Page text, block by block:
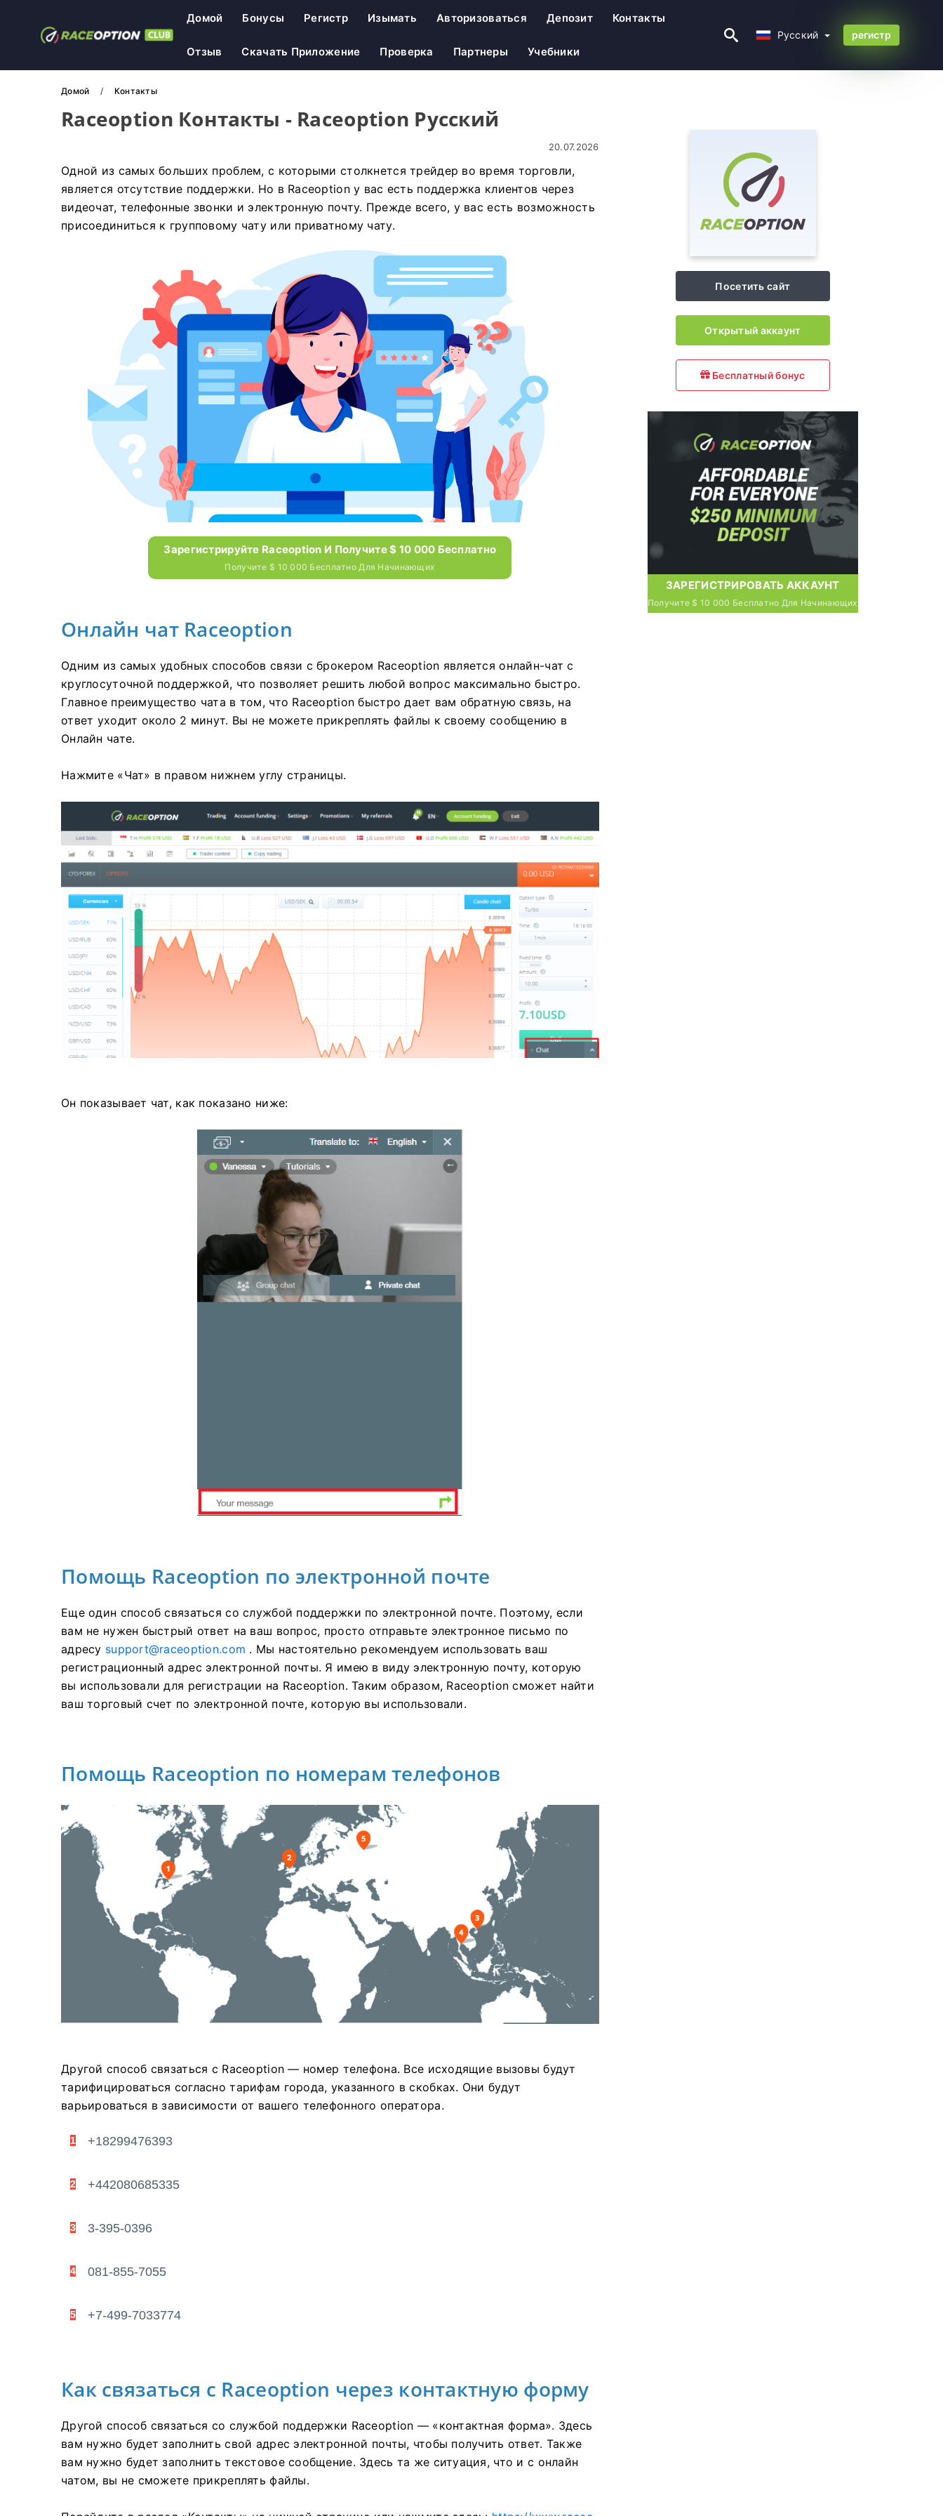
Домой Бонусы Регистр Изымать Авторизоваться Депозит Контакты
Отзыв Скачать Приложение Проверка Партнеры Учебники
Русский регистр
Домой Контакты
Raceoption Контакты - Raceoption Русский
20.07.2026
Одной из самых больших проблем, с которыми столкнется трейдер во время торговли,
является отсутствие поддержки. Но в Raceoption у вас есть поддержка клиентов через
видеочат, телефонные звонки и электронную почту. Прежде всего, у вас есть возможность
присоединиться к групповому чату или приватному чату.
Зарегистрируйте Raceoption И Получите $ 10 000 Бесплатно
Получите $ 10 000 Бесплатно Для Начинающих
Онлайн чат Raceoption
Одним из самых удобных способов связи с брокером Raceoption является онлайн-чат с
круглосуточной поддержкой, что позволяет решить любой вопрос максимально быстро.
Главное преимущество чата в том, что Raceoption быстро дает вам обратную связь, на
ответ уходит около 2 минут. Вы не можете прикреплять файлы к своему сообщению в
Онлайн чате.
Нажмите «Чат» в правом нижнем углу страницы.
Он показывает чат, как показано ниже:
Помощь Raceoption по электронной почте
Еще один способ связаться со службой поддержки по электронной почте. Поэтому, если
вам не нужен быстрый ответ на ваш вопрос, просто отправьте электронное письмо по
адресу support@raceoption.com . Мы настоятельно рекомендуем использовать ваш
регистрационный адрес электронной почты. Я имею в виду электронную почту, которую
вы использовали для регистрации на Raceoption.Таким образом, Raceoption сможет найти
ваш торговый счет по электронной почте, которую вы использовали.
Помощь Raceoption по номерам телефонов
Другой способ связаться с Raceoption — номер телефона. Все исходящие вызовы будут
тарифицироваться согласно тарифам города, указанного в скобках. Они будут
варьироваться в зависимости от вашего телефонного оператора.
1 +18299476393
2 +442080685335
3 3-395-0396
4 081-855-7055
5 +7-499-7033774
Как связаться с Raceoption через контактную форму
Другой способ связаться со службой поддержки Raceoption — «контактная форма». Здесь
вам нужно будет заполнить свой адрес электронной почты, чтобы получить ответ. Также
вам нужно будет заполнить текстовое сообщение. Здесь та же ситуация, что и с онлайн
чатом, вы не сможете прикреплять файлы.
Посетить сайт
Открытый аккаунт
Бесплатный бонус
ЗАРЕГИСТРИРОВАТЬ АККАУНТ
Получите $ 10 000 Бесплатно Для Начинающих